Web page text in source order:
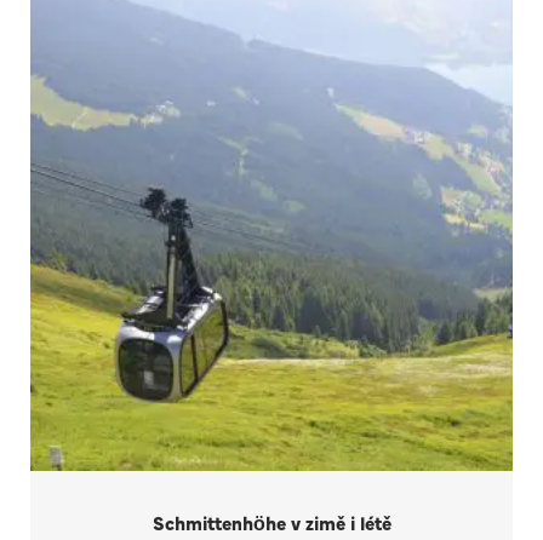
Schmittenhöhe v zimě i létě